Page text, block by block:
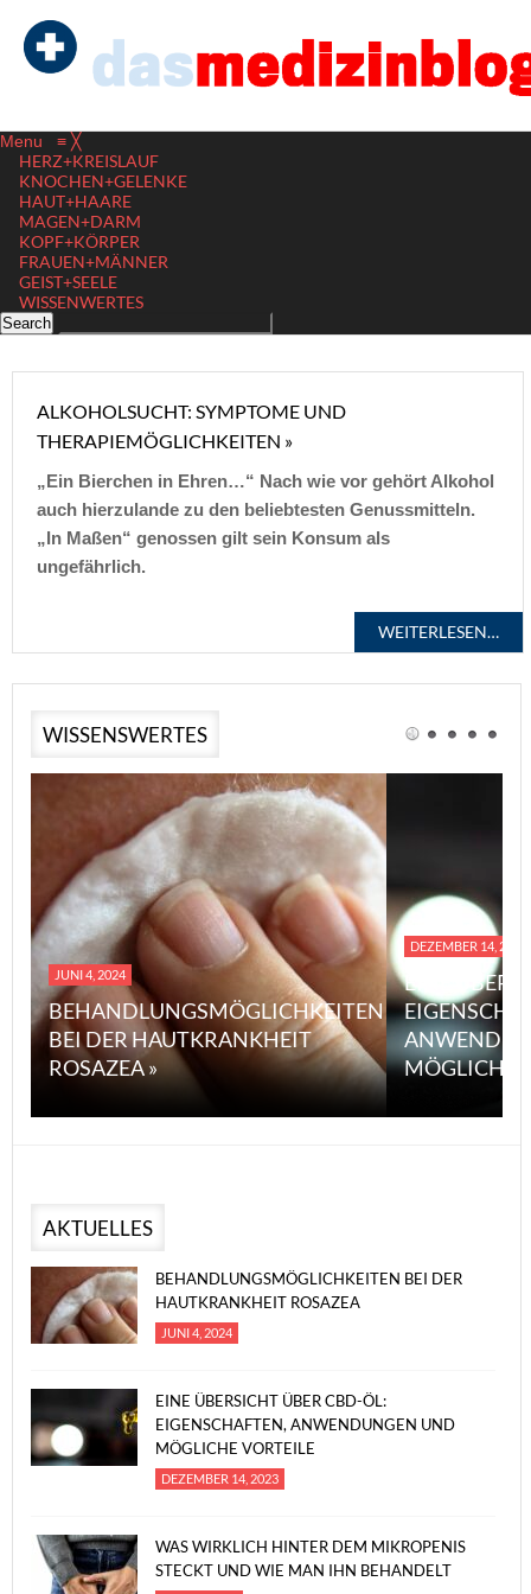
Menu ≡ ╳
HERZ+KREISLAUF
KNOCHEN+GELENKE
HAUT+HAARE
MAGEN+DARM
KOPF+KÖRPER
FRAUEN+MÄNNER
GEIST+SEELE
WISSENWERTES
ALKOHOLSUCHT: SYMPTOME UND
THERAPIEMÖGLICHKEITEN »
„Ein Bierchen in Ehren…“ Nach wie vor gehört Alkohol
auch hierzulande zu den beliebtesten Genussmitteln.
„In Maßen“ genossen gilt sein Konsum als
ungefährlich.
WEITERLESEN…
WISSENSWERTES
JUNI 4, 2024
BEHANDLUNGSMÖGLICHKEITEN
BEI DER HAUTKRANKHEIT
ROSAZEA »
DEZEMBER 14, 2023
EINE
MÖGLICHE
AKTUELLES
BEHANDLUNGSMÖGLICHKEITEN BEI DER
HAUTKRANKHEIT ROSAZEA
JUNI 4, 2024
EINE ÜBERSICHT ÜBER CBD-ÖL:
EIGENSCHAFTEN, ANWENDUNGEN UND
MÖGLICHE VORTEILE
DEZEMBER 14, 2023
WAS WIRKLICH HINTER DEM MIKROPENIS
STECKT UND WIE MAN IHN BEHANDELT